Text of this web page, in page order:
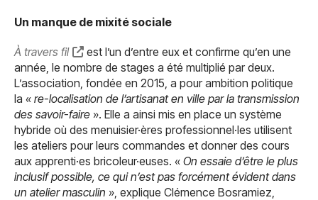
Un manque de mixité sociale
À travers fil
est l’un d’entre eux et confirme qu’en une
année, le nombre de stages a été multiplié par deux.
L’association, fondée en 2015, a pour ambition politique
la « re-localisation de l’artisanat en ville par la transmission
des savoir-faire ». Elle a ainsi mis en place un système
hybride où des menuisier·ères professionnel·les utilisent
les ateliers pour leurs commandes et donner des cours
aux apprenti·es bricoleur·euses. « On essaie d’être le plus
inclusif possible, ce qui n’est pas forcément évident dans
un atelier masculin », explique Clémence Bosramiez,